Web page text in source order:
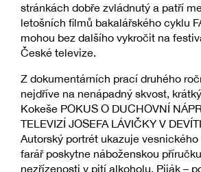
stránkách dobře zvládnutý a patří
letošních filmů bakalářského cyklu
mohou bez dalšího vykročit na
České televize.
Z dokumentárních prací druhého
nejdříve na nenápadný skvost,
Kokeše POKUS O DUCHOVNÍ
TELEVIZÍ JOSEFA LÁVIČKY V
Autorský portrét ukazuje
farář poskytne náboženskou
nezřízenosti v pití alkoholu. Piják –